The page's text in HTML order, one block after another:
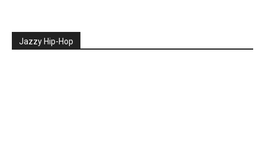
Jazzy Hip-Hop